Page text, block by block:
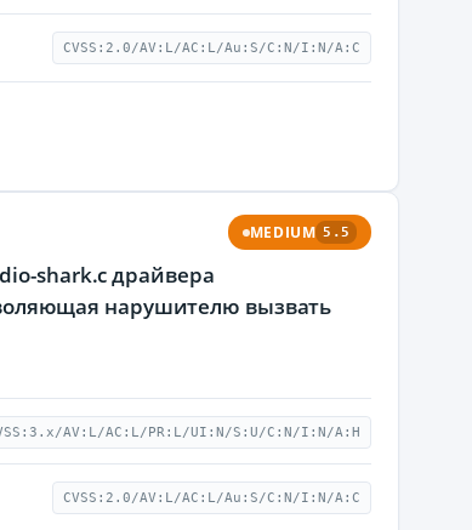
CVSS:2.0/AV:L/AC:L/Au:S/C:N/I:N/A:C
MEDIUM 5.5
shark.c драйвера
нарушителю вызвать
AV:L/AC:L/PR:L/UI:N/S:U/C:N/I:N/A:H
CVSS:2.0/AV:L/AC:L/Au:S/C:N/I:N/A:C